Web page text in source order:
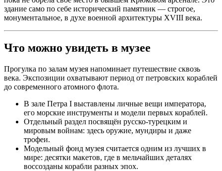
здание само по себе исторический памятник — строгое,
монументальное, в духе военной архитектуры XVIII века.
Что можно увидеть в музее
Прогулка по залам музея напоминает путешествие сквозь
века. Экспозиции охватывают период от петровских кораблей
до современного атомного флота.
В зале Петра I выставлены личные вещи императора,
его морские инструменты и модели первых кораблей.
Отдельный раздел посвящён русско-турецким и
мировым войнам: здесь оружие, мундиры и даже
трофеи.
Модельный фонд музея считается одним из лучших в
мире: десятки макетов, где в мельчайших деталях
воссозданы корабли разных эпох.